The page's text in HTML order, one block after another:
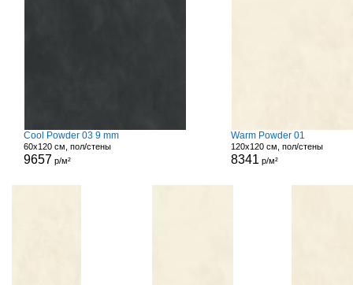
Cool Powder 03 9 mm
60x120 см, пол/стены
9657 р/м²
Warm Powder 01
120x120 см, пол/стены
8341 р/м²